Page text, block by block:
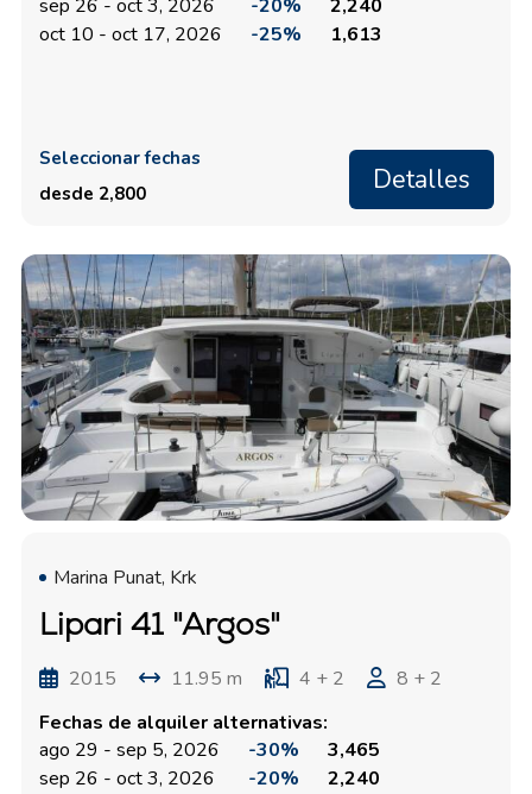
sep 26 - oct 3, 2026 -20%
2,240
oct 10 - oct 17, 2026
-25% 1,613
Seleccionar fechas
desde 2,800
Detalles
Marina Punat, Krk
Lipari 41 "Argos"
2015 11.95 m 4 + 2
8 + 2
Fechas de alquiler alternativas:
ago 29 - sep 5, 2026
-30%
3,465
sep 26 - oct 3, 2026
-20% 2,240